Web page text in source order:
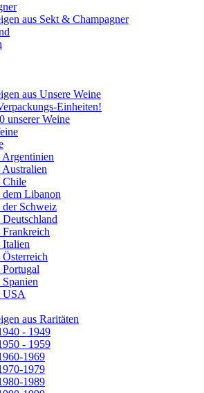
aus Sekt & Champagner
aus Unsere Weine
Einheiten!
unserer Weine
Argentinien
Australien
Chile
dem Libanon
der Schweiz
Deutschland
Frankreich
Italien
Österreich
Portugal
USA
aus Raritäten
- 1949
- 1959
1969
1979
1989